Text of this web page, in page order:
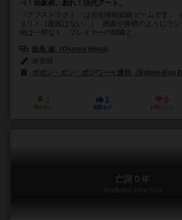
べ！抽象画。創れ！現代アート。
「アブストラクト」は完全情報戦略ゲームです。
タリ！（脈絡はない。） 囲碁や将棋のようにラ
地は一切なく、プレイヤーの戦略と...
飯島 修（Osamu Iijima)
ボボン・ボン・ボジワーイ連邦（Bobon Bon
2
興味あり
1
経験あり
0
お気に入り
亡国０年
boukoku zero nen